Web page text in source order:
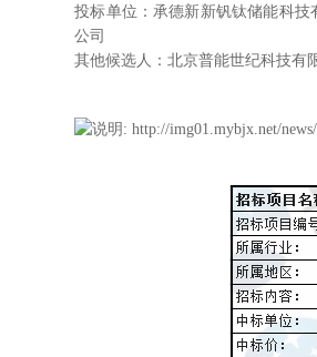
投标单位：承德新新钒钛储能科
公司
其他候选人：北京普能世纪科技有